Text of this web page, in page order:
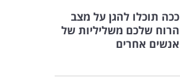
ככה תוכלו להגן על מצב
הרוח שלכם משליליות של
אנשים אחרים